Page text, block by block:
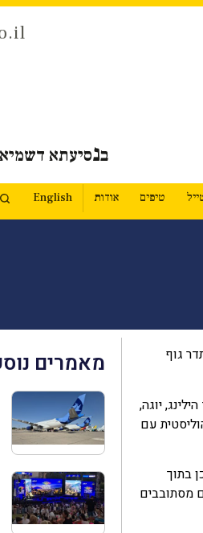
בנסיעתא דשמיא
טיפים אודות English
גוף
יוגה,
עם
בתוך
מסתובבים
מאמרים